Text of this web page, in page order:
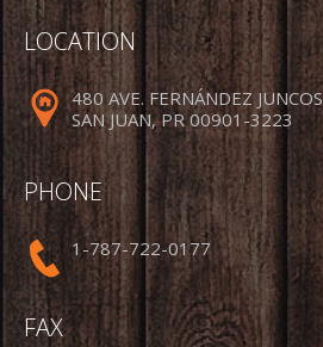
LOCATION
480 AVE. FERNÁNDEZ JUNCOS
SAN JUAN, PR 00901-3223
PHONE
1-787-722-0177
FAX